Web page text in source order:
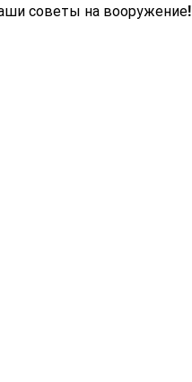
советы на вооружение!